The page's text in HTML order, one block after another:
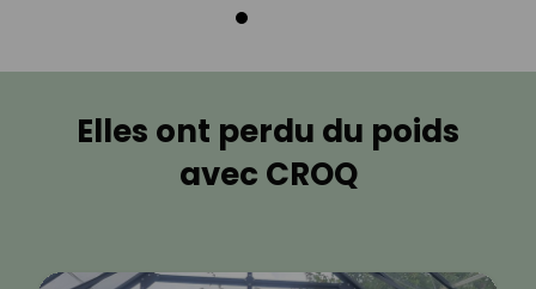
Elles ont perdu du poids
avec CROQ